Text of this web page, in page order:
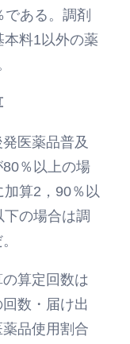
ある。調剤
本料1以外の薬
医薬品普及
％以上の場
算2，90％以
下の場合は調
算定回数は
数・届け出
品使用割合